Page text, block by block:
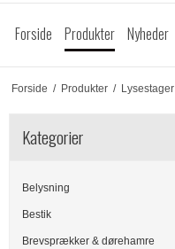
Forside Produkter Nyheder
Forside / Produkter / Lysestager
Kategorier
Belysning
Bestik
Brevsprækker & dørehamre